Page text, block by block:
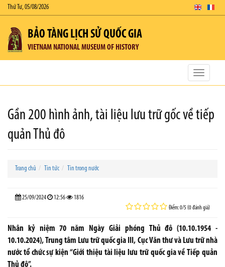
Thứ Tư, 05/08/2026
BẢO TÀNG LỊCH SỬ QUỐC GIA
VIETNAM NATIONAL MUSEUM OF HISTORY
Toggle
Gần 200 hình ảnh, tài liệu lưu trữ gốc về tiếp
quản Thủ đô
Trang chủ Tin tức Tin trong nước
25/09/2024 12:56 1816
Điểm: 0/5 (0 đánh giá)
Nhân kỷ niệm 70 năm Ngày Giải phóng Thủ đô (10.10.1954 -
10.10.2024), Trung tâm Lưu trữ quốc gia III, Cục Văn thư và Lưu trữ nhà
nước tổ chức sự kiện “Giới thiệu tài liệu lưu trữ quốc gia về Tiếp quản
Thủ đô”.